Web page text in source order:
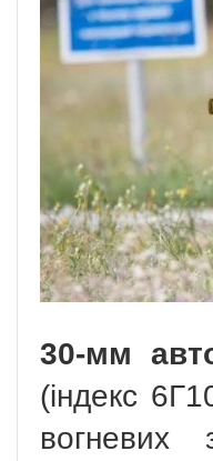
30-мм
(індекс
вогневих